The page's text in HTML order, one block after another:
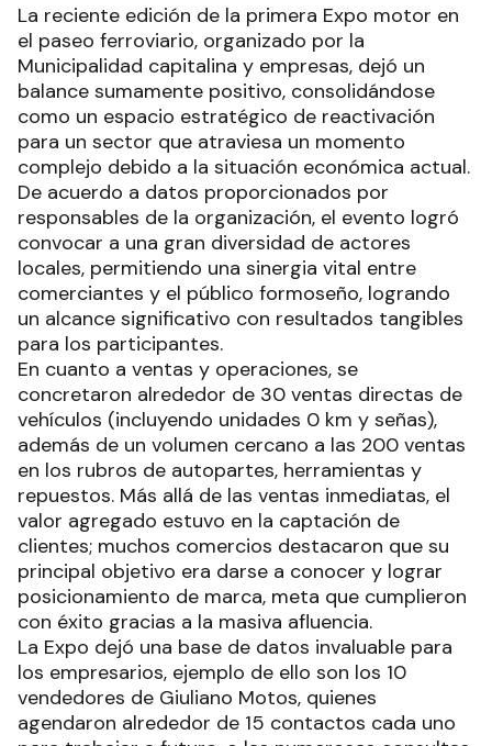
La reciente edición de la primera Expo motor en
el paseo ferroviario, organizado por la
Municipalidad capitalina y empresas, dejó un
balance sumamente positivo, consolidándose
como un espacio estratégico de reactivación
para un sector que atraviesa un momento
complejo debido a la situación económica actual.
De acuerdo a datos proporcionados por
responsables de la organización, el evento logró
convocar a una gran diversidad de actores
locales, permitiendo una sinergia vital entre
comerciantes y el público formoseño, logrando
un alcance significativo con resultados tangibles
para los participantes.
En cuanto a ventas y operaciones, se
concretaron alrededor de 30 ventas directas de
vehículos (incluyendo unidades 0 km y señas),
además de un volumen cercano a las 200 ventas
en los rubros de autopartes, herramientas y
repuestos. Más allá de las ventas inmediatas, el
valor agregado estuvo en la captación de
clientes; muchos comercios destacaron que su
principal objetivo era darse a conocer y lograr
posicionamiento de marca, meta que cumplieron
con éxito gracias a la masiva afluencia.
La Expo dejó una base de datos invaluable para
los empresarios, ejemplo de ello son los 10
vendedores de Giuliano Motos, quienes
agendaron alrededor de 15 contactos cada uno